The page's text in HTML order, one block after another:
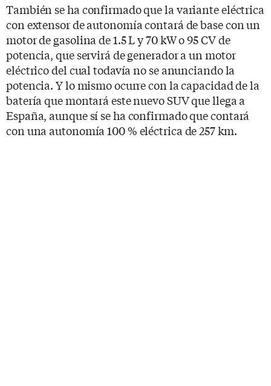
También se ha confirmado que la variante eléctrica
con extensor de autonomía contará de base con un
motor de gasolina de 1.5 L y 70 kW o 95 CV de
potencia, que servirá de generador a un motor
eléctrico del cual todavía no se anunciando la
potencia. Y lo mismo ocurre con la capacidad de la
batería que montará este nuevo SUV que llega a
España, aunque sí se ha confirmado que contará
con una autonomía 100 % eléctrica de 257 km.